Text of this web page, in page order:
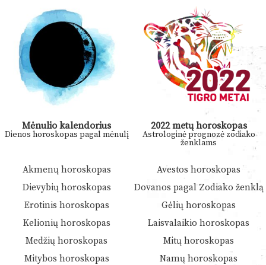
Mėnulio kalendorius
Dienos horoskopas pagal mėnulį
2022 metų horoskopas
Astrologinė prognozė zodiako
ženklams
Akmenų horoskopas
Avestos horoskopas
Dievybių horoskopas
Dovanos pagal Zodiako ženklą
Erotinis horoskopas
Gėlių horoskopas
Kelionių horoskopas
Laisvalaikio horoskopas
Medžių horoskopas
Mitų horoskopas
Mitybos horoskopas
Namų horoskopas